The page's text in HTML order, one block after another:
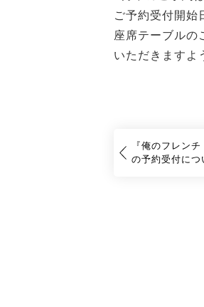
ご予約受付開始
座席テーブルの
いただきますよ
『俺のフレン
の予約受付につ